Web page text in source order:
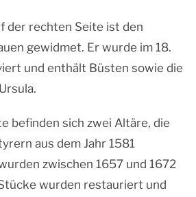
der rechten Seite ist den
gewidmet. Er wurde im 18.
und enthält Büsten sowie die
befinden sich zwei Altäre, die
aus dem Jahr 1581
zwischen 1657 und 1672
wurden restauriert und